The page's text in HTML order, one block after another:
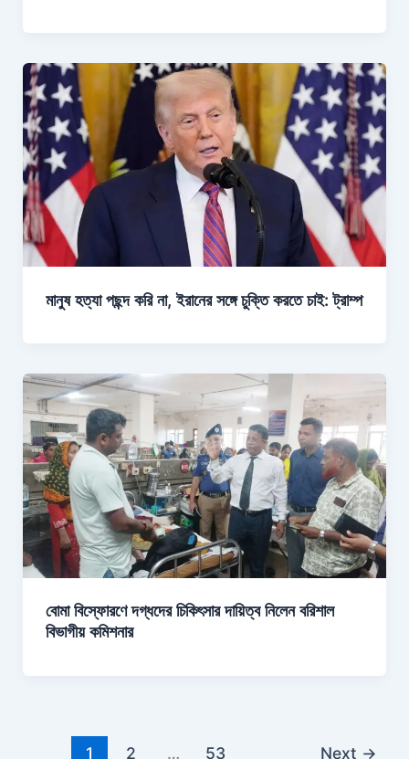
মানুষ হত্যা পছন্দ করি না, ইরানের সঙ্গে চুক্তি করতে চাই: ট্রাম্প
বোমা বিস্ফোরণে দগ্ধদের চিকিৎসার দায়িত্ব নিলেন বরিশাল
বিভাগীয় কমিশনার
1 2 … 53 Next →